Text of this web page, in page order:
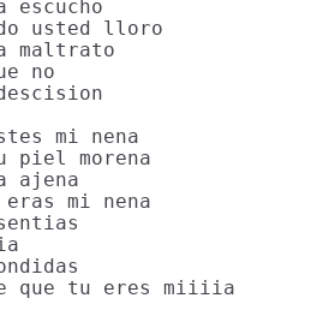
escucho
usted lloro
maltrato
no
mi nena
piel morena
ajena
mi nena
que tu eres miiiia